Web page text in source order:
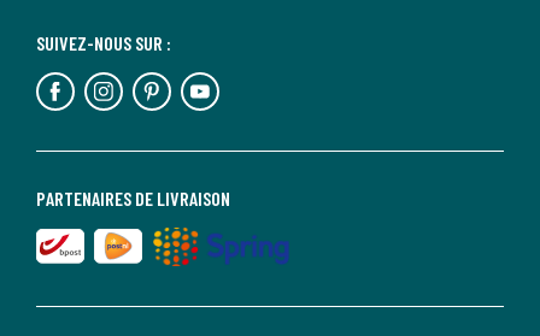
PARTENAIRES DE LIVRAISON
SUIVEZ-NOUS SUR :